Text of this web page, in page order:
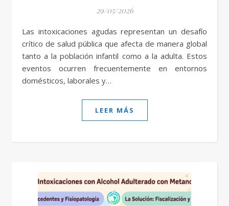
29/05/2026
Las intoxicaciones agudas representan un desafío
crítico de salud pública que afecta de manera global
tanto a la población infantil como a la adulta. Estos
eventos ocurren frecuentemente en entornos
domésticos, laborales y…
LEER MÁS